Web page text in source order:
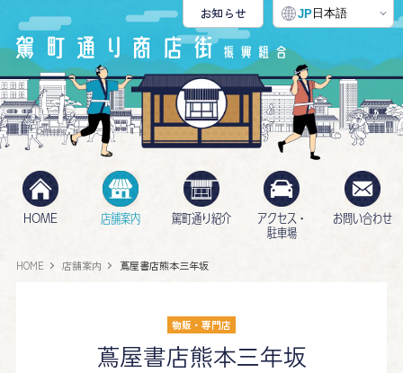
HOME 店舗案内 駕町通り紹介
アクセス・
駐車場
お問い合わせ
お知らせ JP 日本語
HOME 店舗案内 蔦屋書店熊本三年坂
物販・専門店
蔦屋書店熊本三年坂